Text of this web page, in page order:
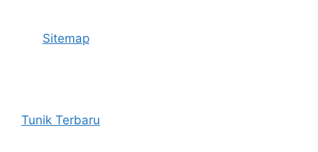
Sitemap
Tunik Terbaru